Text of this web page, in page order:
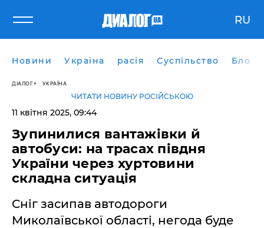
RU
Новини Україна расія Суспільство Блоги
ДІАЛОГ УКРАЇНА
ЧИТАТИ НОВИНУ РОСІЙСЬКОЮ
11 квітня 2025, 09:44
Зупинилися вантажівки й
автобуси: на трасах півдня
України через хуртовини
складна ситуація
Сніг засипав автодороги
Миколаївської області, негода буде